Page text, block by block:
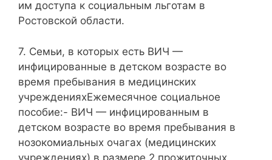
им доступа к социальным льготам в
Ростовской области.
7. Семьи, в которых есть ВИЧ —
инфицированные в детском возрасте во
время пребывания в медицинских
учрежденияхЕжемесячное социальное
пособие:- ВИЧ — инфицированным в
детском возрасте во время пребывания в
нозокомиальных очагах (медицинских
учреждениях) в размере 2 прожиточных